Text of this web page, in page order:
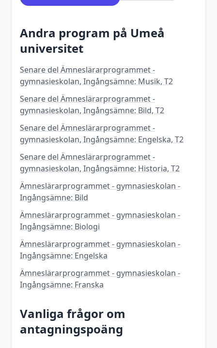
Andra program på Umeå
universitet
Senare del Ämneslärarprogrammet -
gymnasieskolan, Ingångsämne: Musik, T2
Senare del Ämneslärarprogrammet -
gymnasieskolan, Ingångsämne: Bild, T2
Senare del Ämneslärarprogrammet -
gymnasieskolan, Ingångsämne: Engelska, T2
Senare del Ämneslärarprogrammet -
gymnasieskolan, Ingångsämne: Historia, T2
Ämneslärarprogrammet - gymnasieskolan -
Ingångsämne: Bild
Ämneslärarprogrammet - gymnasieskolan -
Ingångsämne: Biologi
Ämneslärarprogrammet - gymnasieskolan -
Ingångsämne: Engelska
Ämneslärarprogrammet - gymnasieskolan -
Ingångsämne: Franska
Vanliga frågor om
antagningspoäng